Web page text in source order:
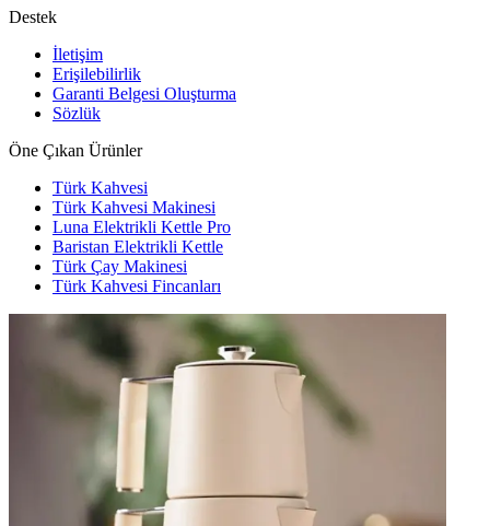
Destek
İletişim
Erişilebilirlik
Garanti Belgesi Oluşturma
Sözlük
Öne Çıkan Ürünler
Türk Kahvesi
Türk Kahvesi Makinesi
Luna Elektrikli Kettle Pro
Baristan Elektrikli Kettle
Türk Çay Makinesi
Türk Kahvesi Fincanları